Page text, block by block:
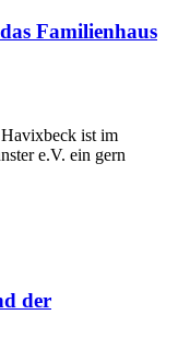
Familienhaus
ist im
e.V. ein gern
der